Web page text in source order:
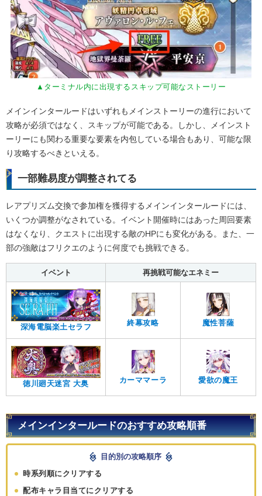
▲ターミナル内に出現するスキップ可能なストーリー
メインインタールードはいずれもメインストーリーの進行において
攻略が必須ではなく、スキップが可能である。しかし、メインスト
ーリーにも関わる重要な要素を内包している場合もあり、可能な限
り攻略するべきといえる。
一部難易度が調整されてる
レアプリズム交換で参加権を獲得するメインインタールードには、
いくつか調整がなされている。イベント開催時にはあった周回要素
はなくなり、クエストに出現する敵のHPにも変化がある。また、一
部の強敵はフリクエのように何度でも挑戦できる。
イベント 再挑戦可能なエネミー
深海電脳楽土セラフ 終幕攻略 魔性菩薩
徳川廻天迷宮 大奥 カーママーラ 愛欲の魔王
メインインタールードのおすすめ攻略順番
目的別の攻略順序
時系列順にクリアする
配布キャラ目当てにクリアする